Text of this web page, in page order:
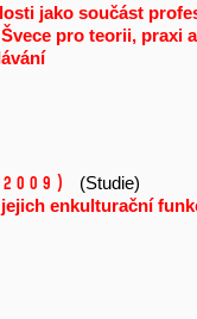
jako součást
pro teorii, praxi
(Studie)
enkulturační